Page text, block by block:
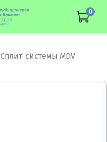
0
Cплит-системы MDV